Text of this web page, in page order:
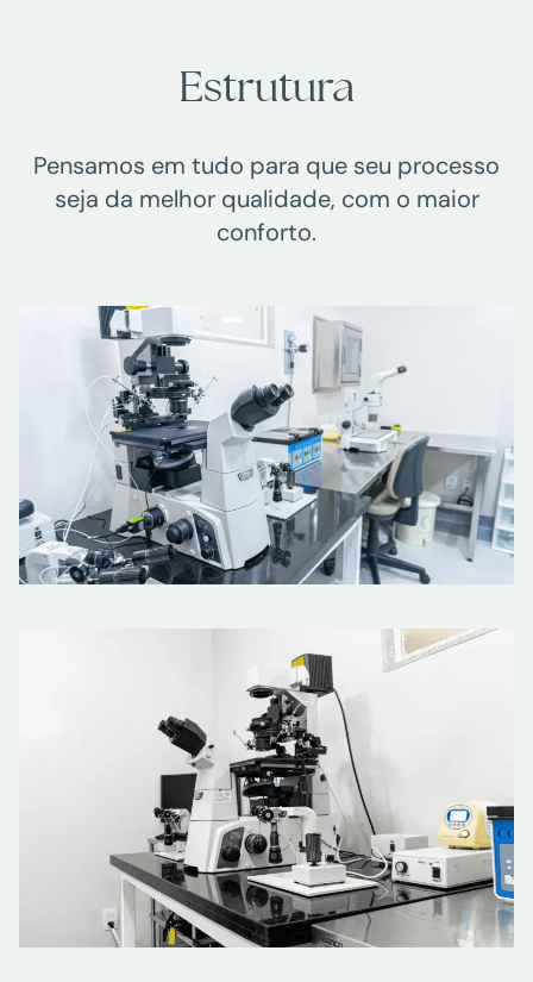
Estrutura
Pensamos em tudo para que seu processo
seja da melhor qualidade, com o maior
conforto.